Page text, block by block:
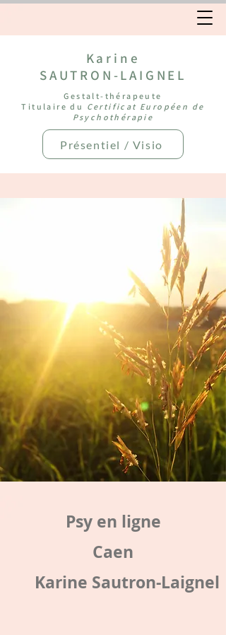
Karine
SAUTRON-LAIGNEL
Gestalt-thérapeute
Titulaire du Certificat Européen de
Psychothérapie
Présentiel / Visio
Psy en ligne
Caen
Karine Sautron-Laignel